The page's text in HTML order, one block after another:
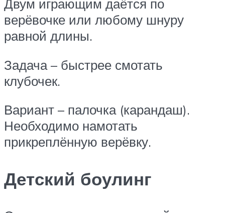
Двум играющим даётся по
верёвочке или любому шнуру
равной длины.
Задача – быстрее смотать
клубочек.
Вариант – палочка (карандаш).
Необходимо намотать
прикреплённую верёвку.
Детский боулинг